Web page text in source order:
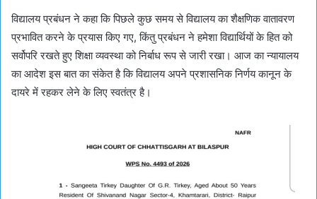
विद्यालय प्रबंधन ने कहा कि पिछले कुछ समय से विद्यालय का शैक्षणिक वातावरण
प्रभावित करने के प्रयास किए गए, किंतु प्रबंधन ने हमेशा विद्यार्थियों के हित को
सर्वोपरि रखते हुए शिक्षा व्यवस्था को निर्बाध रूप से जारी रखा। आज का न्यायालय
का आदेश इस बात का संकेत है कि विद्यालय अपने प्रशासनिक निर्णय कानून के
दायरे में रहकर लेने के लिए स्वतंत्र है।